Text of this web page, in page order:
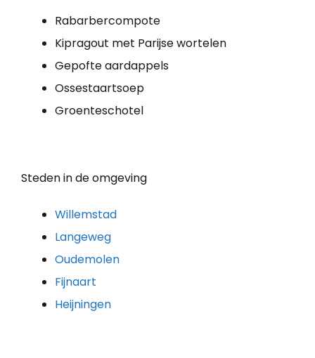
Rabarbercompote
Kipragout met Parijse wortelen
Gepofte aardappels
Ossestaartsoep
Groenteschotel
Steden in de omgeving
Willemstad
Langeweg
Oudemolen
Fijnaart
Heijningen